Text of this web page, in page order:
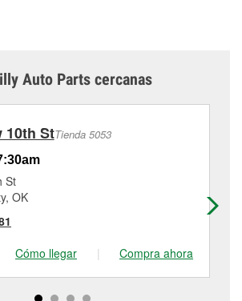
Auto Parts cercanas
10th StTienda 5053
St
OK
Cómo llegar | Compra ahora